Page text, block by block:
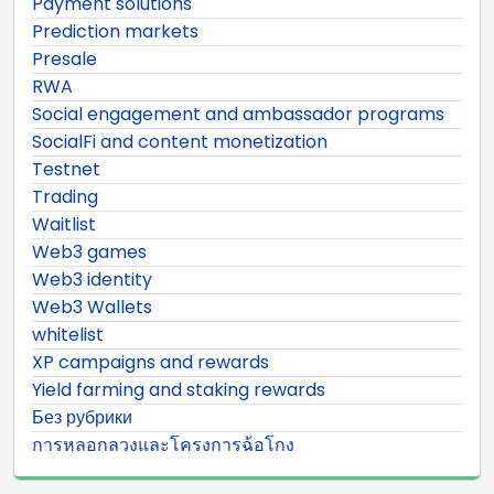
Prediction markets
Presale
RWA
Social engagement and ambassador programs
SocialFi and content monetization
Testnet
Trading
Waitlist
Web3 games
Web3 identity
Web3 Wallets
whitelist
XP campaigns and rewards
Yield farming and staking rewards
Без рубрики
การหลอกลวงและโครงการฉ้อโกง